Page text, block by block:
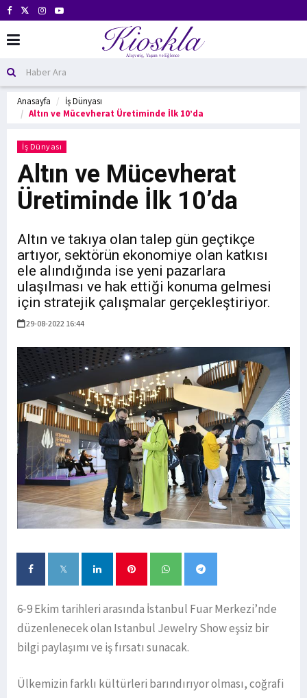
Anasayfa
İş Dünyası
Altın ve Mücevherat Üretiminde İlk 10’da
İş Dünyası
Altın ve Mücevherat
Üretiminde İlk 10’da
Altın ve takıya olan talep gün geçtikçe
artıyor, sektörün ekonomiye olan katkısı
ele alındığında ise yeni pazarlara
ulaşılması ve hak ettiği konuma gelmesi
için stratejik çalışmalar gerçekleştiriyor.
29-08-2022 16:44
6-9 Ekim tarihleri arasında İstanbul Fuar Merkezi’nde
düzenlenecek olan Istanbul Jewelry Show eşsiz bir
bilgi paylaşımı ve iş fırsatı sunacak.
Ülkemizin farklı kültürleri barındırıyor olması, coğrafi